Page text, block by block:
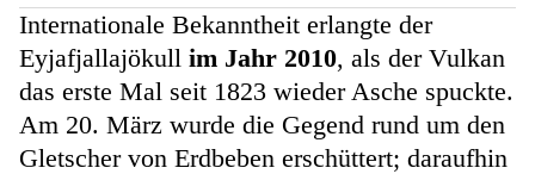
Internationale Bekanntheit erlangte der
Eyjafjallajökull im Jahr 2010, als der Vulkan
das erste Mal seit 1823 wieder Asche spuckte.
Am 20. März wurde die Gegend rund um den
Gletscher von Erdbeben erschüttert; daraufhin